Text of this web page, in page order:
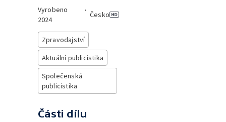
Vyrobeno
2024
•
Česko
Zpravodajství
Aktuální publicistika
Společenská
publicistika
Části dílu